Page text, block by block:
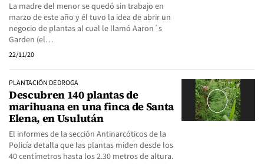
La madre del menor se quedó sin trabajo en
marzo de este año y él tuvo la idea de abrir un
negocio de plantas al cual le llamó Aaron´s
Garden (el…
22/11/20
PLANTACIÓN DE DROGA
Descubren 140 plantas de
marihuana en una finca de Santa
Elena, en Usulután
El informes de la sección Antinarcóticos de la
Policía detalla que las plantas miden desde los
40 centímetros hasta los 2.30 metros de altura.